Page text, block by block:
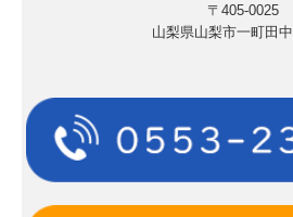
〒405-0025
山梨県山梨市一町田中